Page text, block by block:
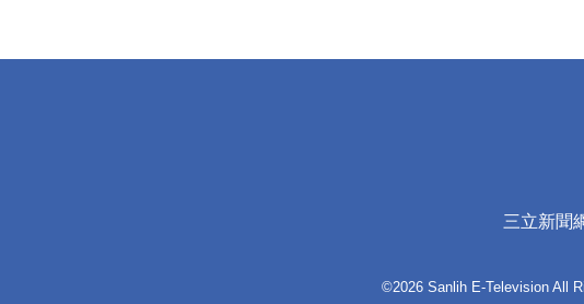
三立新聞
©2026 Sanlih E-Television All